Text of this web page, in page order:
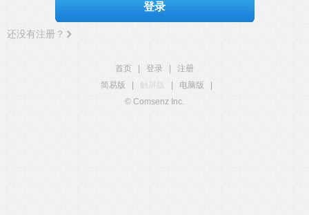
登录
还没有注册？
首页 登录
注册
简易版
触屏版 电脑版
© Comsenz Inc.